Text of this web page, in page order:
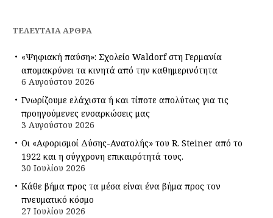
ΤΕΛΕΥΤΑΊΑ ΆΡΘΡΑ
«Ψηφιακή παύση»: Σχολείο Waldorf στη Γερμανία
απομακρύνει τα κινητά από την καθημερινότητα
6 Αυγούστου 2026
Γνωρίζουμε ελάχιστα ή και τίποτε απολύτως για τις
προηγούμενες ενσαρκώσεις μας
3 Αυγούστου 2026
Οι «Αφορισμοί Δύσης-Ανατολής» του R. Steiner από το
1922 και η σύγχρονη επικαιρότητά τους.
30 Ιουλίου 2026
Κάθε βήμα προς τα μέσα είναι ένα βήμα προς τον
πνευματικό κόσμο
27 Ιουλίου 2026